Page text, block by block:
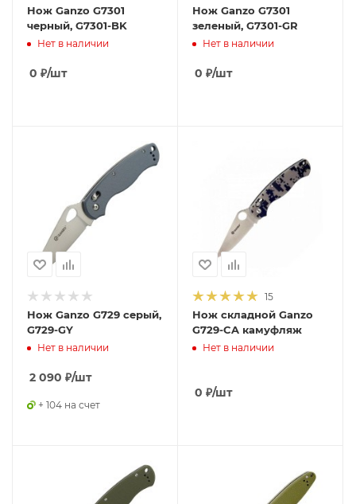
Нож Ganzo G7301
черный, G7301-BK
Нет в наличии
0 ₽/шт
Нож Ganzo G7301
зеленый, G7301-GR
Нет в наличии
0 ₽/шт
Нож Ganzo G729 серый,
G729-GY
Нет в наличии
2 090 ₽/шт
+ 104 на счет
15
Нож складной Ganzo
G729-CA камуфляж
Нет в наличии
0 ₽/шт